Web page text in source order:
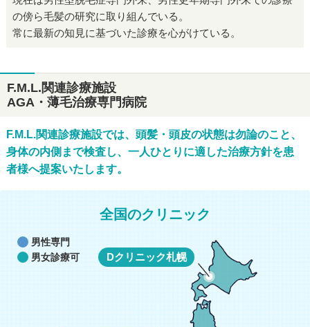
の傍ら毛髪の研究に取り組んでいる。
常に最新の知見に基づいた診療を心がけている。
F.M.L.関連診療施設
AGA・薄毛治療専門病院
F.M.L.関連診療施設では、頭髪・頭皮の状態は勿論のこと、
身体の内側まで検査し、一人ひとりに適した治療方針を患
者様へ提案いたします。
全国のクリニック
男性専門
男女診療可
Dクリニック札幌